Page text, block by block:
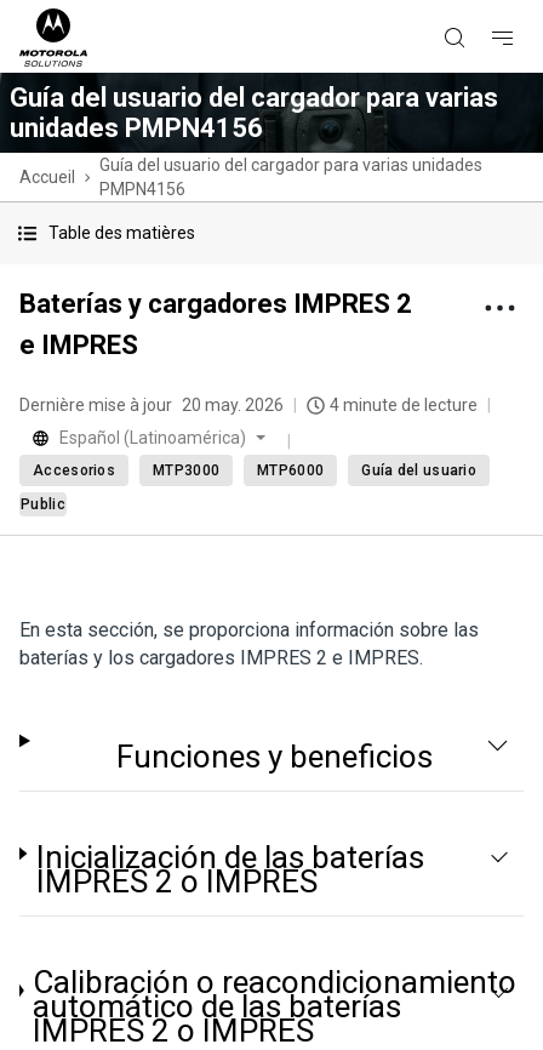
Guía del usuario del cargador para varias
unidades PMPN4156
Accueil
Guía del usuario del cargador para varias unidades
PMPN4156
Table des matières
Baterías y cargadores IMPRES 2
e IMPRES
Dernière mise à jour 20 may. 2026
4 minute de lecture
Español (Latinoamérica)
Accesorios MTP3000 MTP6000
Guía del usuario
Public
En esta sección, se proporciona información sobre las
baterías y los cargadores IMPRES 2 e IMPRES.
Funciones y beneficios
Inicialización de las baterías
IMPRES 2 o IMPRES
Calibración o reacondicionamiento
automático de las baterías
IMPRES 2 o IMPRES